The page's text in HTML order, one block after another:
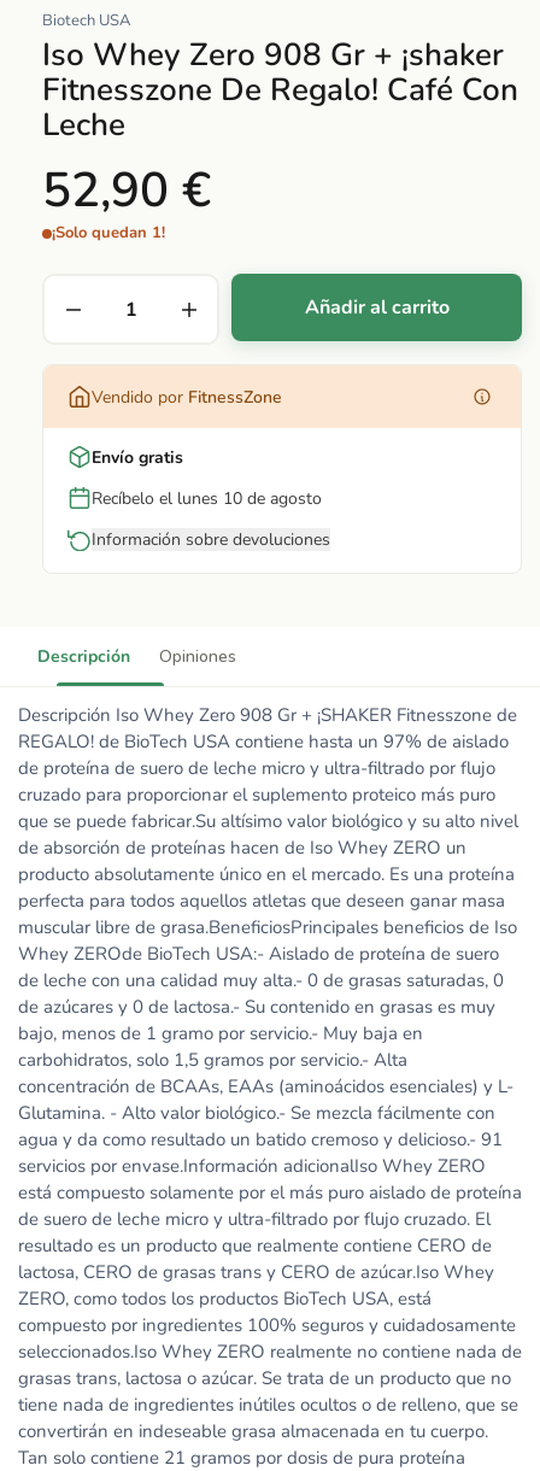
multimedia
1
en
una
ventana
Biotech USA
Iso Whey Zero 908 Gr + ¡shaker
Fitnesszone De Regalo! Café Con
Leche
52,90 €
¡Solo quedan 1!
Añadir al carrito
Vendido por FitnessZone
Envío gratis
Recíbelo el lunes 10 de agosto
Información sobre devoluciones
Descripción Opiniones
Descripción Iso Whey Zero 908 Gr + ¡SHAKER Fitnesszone de
REGALO! de BioTech USA contiene hasta un 97% de aislado
de proteína de suero de leche micro y ultra-filtrado por flujo
cruzado para proporcionar el suplemento proteico más puro
que se puede fabricar.Su altísimo valor biológico y su alto nivel
de absorción de proteínas hacen de Iso Whey ZERO un
producto absolutamente único en el mercado. Es una proteína
perfecta para todos aquellos atletas que deseen ganar masa
muscular libre de grasa.BeneficiosPrincipales beneficios de Iso
Whey ZEROde BioTech USA:- Aislado de proteína de suero
de leche con una calidad muy alta.- 0 de grasas saturadas, 0
de azúcares y 0 de lactosa.- Su contenido en grasas es muy
bajo, menos de 1 gramo por servicio.- Muy baja en
carbohidratos, solo 1,5 gramos por servicio.- Alta
concentración de BCAAs, EAAs (aminoácidos esenciales) y L-
Glutamina. - Alto valor biológico.- Se mezcla fácilmente con
agua y da como resultado un batido cremoso y delicioso.- 91
servicios por envase.Información adicionalIso Whey ZERO
está compuesto solamente por el más puro aislado de proteína
de suero de leche micro y ultra-filtrado por flujo cruzado. El
resultado es un producto que realmente contiene CERO de
lactosa, CERO de grasas trans y CERO de azúcar.Iso Whey
ZERO, como todos los productos BioTech USA, está
compuesto por ingredientes 100% seguros y cuidadosamente
seleccionados.Iso Whey ZERO realmente no contiene nada de
grasas trans, lactosa o azúcar. Se trata de un producto que no
tiene nada de ingredientes inútiles ocultos o de relleno, que se
convertirán en indeseable grasa almacenada en tu cuerpo.
Tan solo contiene 21 gramos por dosis de pura proteína